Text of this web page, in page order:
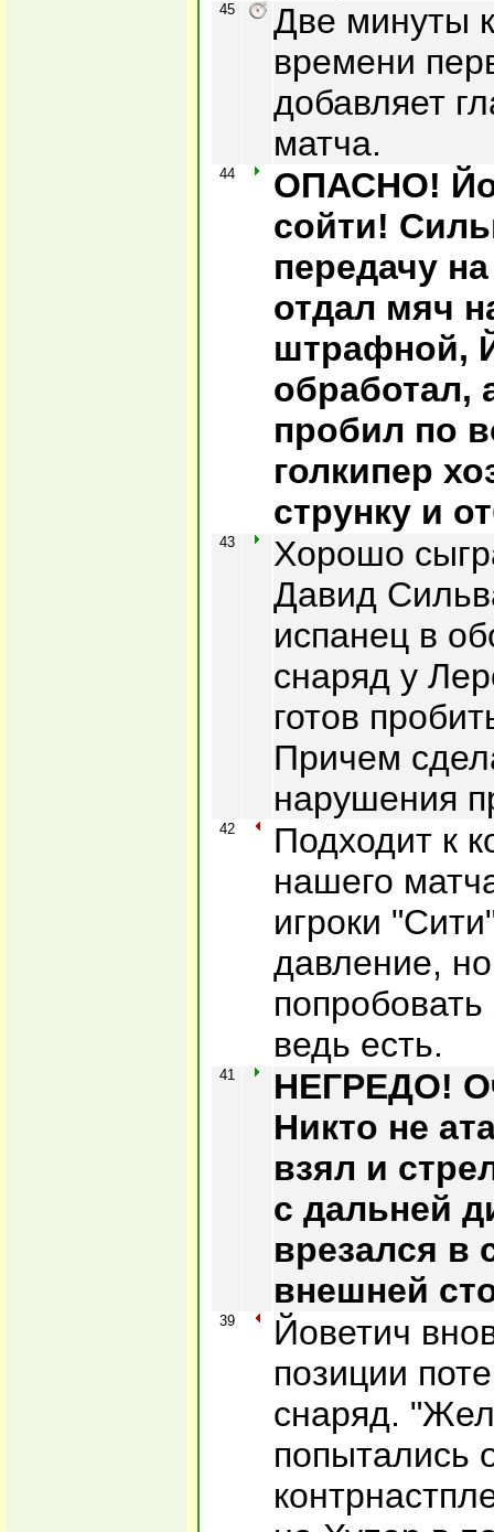
45
Две минуты
времени
добавляет
матча.
44
ОПАСНО!
сойти!
передачу
отдал мяч
штрафной,
обработал,
пробил по
голкипер
струнку и
43
Хорошо
Давид
испанец в
снаряд у
готов
Причем
нарушения
42
Подходит к
нашего
игроки
давление,
ведь есть.
41
НЕГРЕДО!
Никто не
взял и
с дальней
врезался в
внешней
39
Йоветич
позиции
снаряд.
попытались